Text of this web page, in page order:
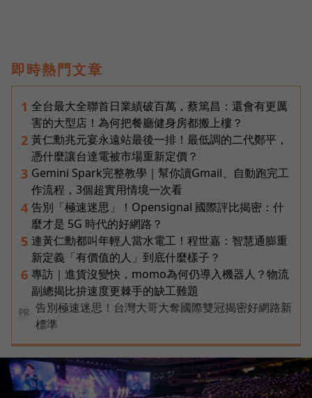
即時熱門文章
1 全台最大全聯首日業績破百萬，蔡篤昌：還會有更厲
害的大型店！為何把餐廳健身房都搬上樓？
2 黃仁勳兆元宴永遠站最後一排！最低調的二代鄭平，
憑什麼讓台達電被市場重新定價？
3 Gemini Spark完整教學｜幫你讀Gmail、自動跑完工
作流程，3個超實用情境一次看
4 告別「極速迷思」！Opensignal 國際評比揭密：什
麼才是 5G 時代的好網路？
5 連黃仁勳都叫年輕人當水電工！程世嘉：智慧通膨重
新定義「有價值的人」到底什麼樣子？
6 專訪｜進貨沒變快，momo為何仍導入機器人？物流
副總揭比拚速度更棘手的缺工難題
PR
告別極速迷思！台灣大哥大奪國際雙冠揭密好網路新
標準